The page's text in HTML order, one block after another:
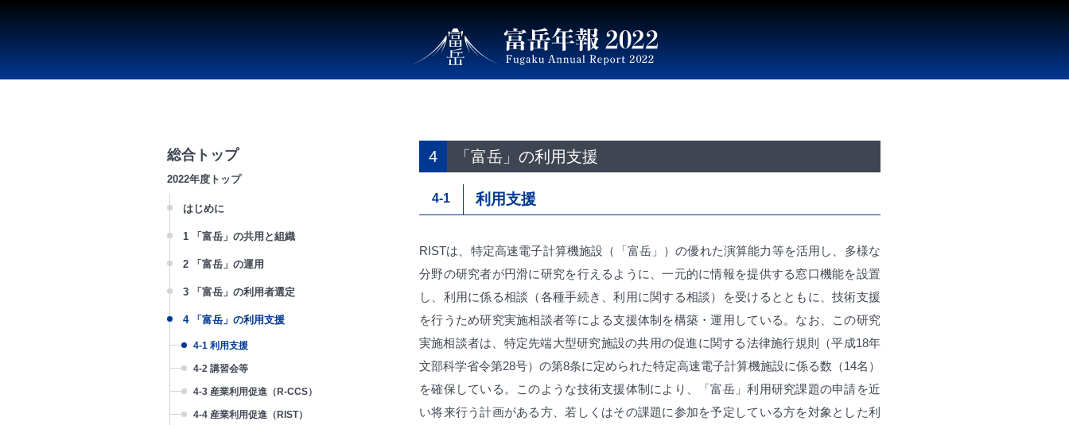
総合トップ
2022年度トップ
はじめに
国立研究開発法人 理化学研究所
松岡 聡
一般財団法人
理事長
1 「富岳」の共用と組織
1-1 共用の枠組み
1-2 理化学研究所 計算科学研究センタ
1-3 高度情報科学技術研究機構神戸セ
ンター
2 「富岳」の運用
2-1 稼働状況
2-2 施設管理
3 「富岳」の利用者選定
3-1 「富岳」における利用枠と利用研
4 「富岳」の利用支援
4-1 利用支援
4-2 講習会等
4-3 産業利用促進（R-CCS）
4-4 産業利用促進（RIST）
4 「富岳」の利用支援
4-1 利用支援
RISTは、特定高速電子計算機施設（「富岳」）の優れた演算能力等を活用し、多様な
分野の研究者が円滑に研究を行えるように、一元的に情報を提供する窓口機能を設置
し、利用に係る相談（各種手続き、利用に関する相談）を受けるとともに、技術支援
を行うため研究実施相談者等による支援体制を構築・運用している。なお、この研究
実施相談者は、特定先端大型研究施設の共用の促進に関する法律施行規則（平成18年
文部科学省令第28号）の第8条に定められた特定高速電子計算機施設に係る数（14名）
を確保している。このような技術支援体制により、「富岳」利用研究課題の申請を近
い将来行う計画がある方、若しくはその課題に参加を予定している方を対象とした利